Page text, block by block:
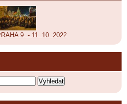
9. - 11. 10. 2022